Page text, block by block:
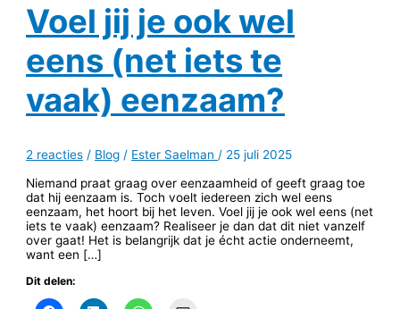
Voel jij je ook wel
eens (net iets te
vaak) eenzaam?
2 reacties / Blog / Ester Saelman / 25 juli 2025
Niemand praat graag over eenzaamheid of geeft graag toe
dat hij eenzaam is. Toch voelt iedereen zich wel eens
eenzaam, het hoort bij het leven. Voel jij je ook wel eens (net
iets te vaak) eenzaam? Realiseer je dan dat dit niet vanzelf
over gaat! Het is belangrijk dat je écht actie onderneemt,
want een […]
Dit delen: